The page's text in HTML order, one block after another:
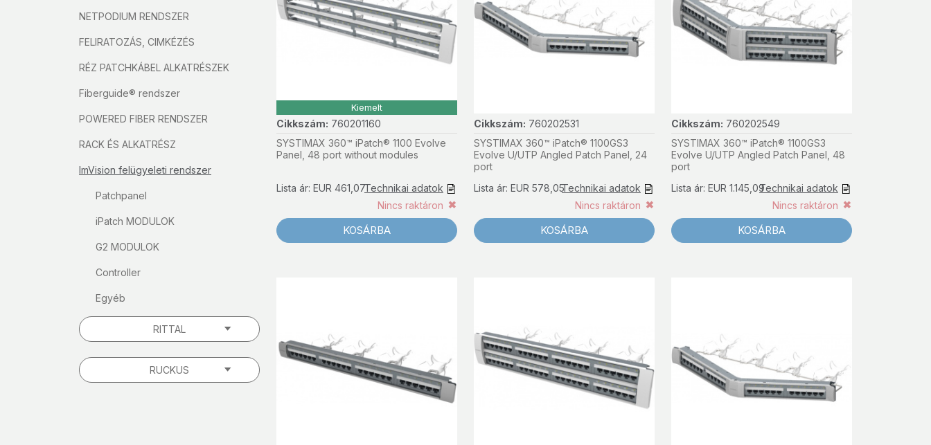
NETPODIUM RENDSZER
FELIRATOZÁS, CIMKÉZÉS
RÉZ PATCHKÁBEL ALKATRÉSZEK
Fiberguide® rendszer
POWERED FIBER RENDSZER
RACK ÉS ALKATRÉSZ
ImVision felügyeleti rendszer
Patchpanel
iPatch MODULOK
G2 MODULOK
Controller
Egyéb
RITTAL
RUCKUS
Kiemelt
Cikkszám: 760201160
SYSTIMAX 360™ iPatch® 1100 Evolve
Panel, 48 port without modules
Technikai adatok
Lista ár: EUR 461,07
Nincs raktáron
KOSÁRBA
Cikkszám: 760202531
SYSTIMAX 360™ iPatch® 1100GS3
Evolve U/UTP Angled Patch Panel, 24
port
Technikai adatok
Lista ár: EUR 578,05
Nincs raktáron
KOSÁRBA
Cikkszám: 760202549
SYSTIMAX 360™ iPatch® 1100GS3
Evolve U/UTP Angled Patch Panel, 48
port
Technikai adatok
Lista ár: EUR 1.145,09
Nincs raktáron
KOSÁRBA